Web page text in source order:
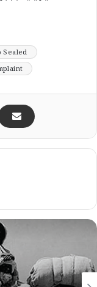
Sealed